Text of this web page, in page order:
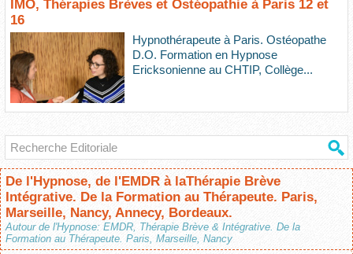
IMO, Thérapies Brèves et Ostéopathie à Paris 12 et
16
Hypnothérapeute à Paris. Ostéopathe
D.O. Formation en Hypnose
Ericksonienne au CHTIP, Collège...
De l'Hypnose, de l'EMDR à laThérapie Brève
Intégrative. De la Formation au Thérapeute. Paris,
Marseille, Nancy, Annecy, Bordeaux.
Autour de l'Hypnose: EMDR, Thérapie Brève & Intégrative. De la
Formation au Thérapeute. Paris, Marseille, Nancy